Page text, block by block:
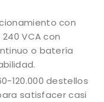
con
VCA con
o batería
120.000 destellos
satisfacer casi